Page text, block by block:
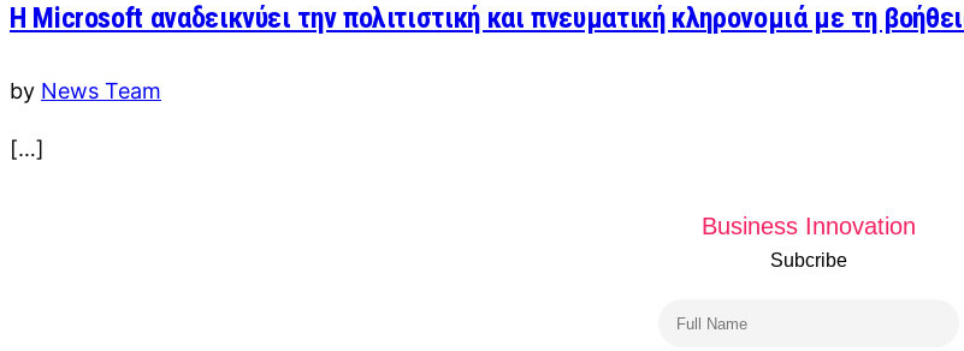
Η Microsoft αναδεικνύει την πολιτιστική και πνευματική κληρονομιά με τη
by News Team
[…]
Business Innovation
Subcribe